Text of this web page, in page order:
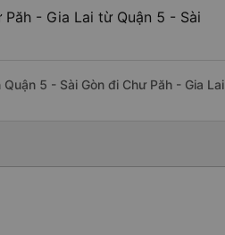
- Gia Lai từ Quận 5 - Sài
5 - Sài Gòn đi Chư Păh - Gia Lai